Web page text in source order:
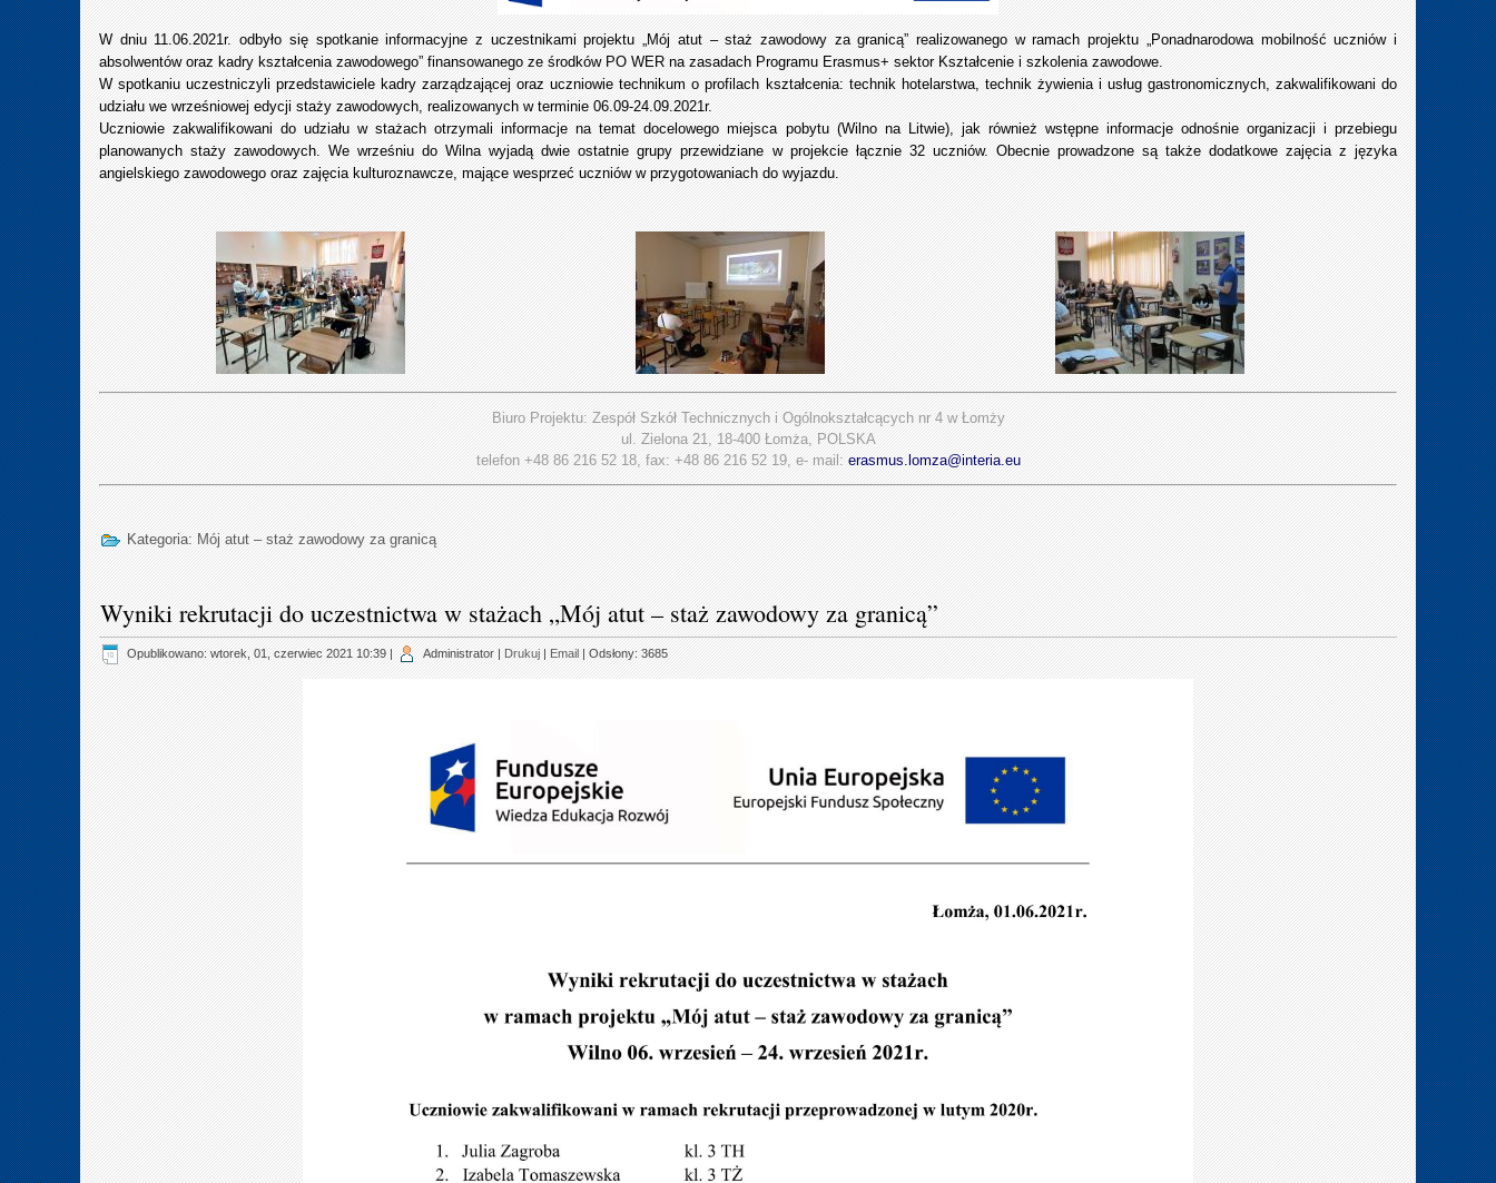
W dniu 11.06.2021r. odbyło się spotkanie informacyjne z uczestnikami projektu „Mój atut – staż zawodowy za granicą” realizowanego w ramach projektu „Ponadnarodowa mobilność uczniów i
absolwentów oraz kadry kształcenia zawodowego” finansowanego ze środków PO WER na zasadach Programu Erasmus+ sektor Kształcenie i szkolenia zawodowe.
W spotkaniu uczestniczyli przedstawiciele kadry zarządzającej oraz uczniowie technikum o profilach kształcenia: technik hotelarstwa, technik żywienia i usług gastronomicznych, zakwalifikowani do
udziału we wrześniowej edycji staży zawodowych, realizowanych w terminie 06.09-24.09.2021r.
Uczniowie zakwalifikowani do udziału w stażach otrzymali informacje na temat docelowego miejsca pobytu (Wilno na Litwie), jak również wstępne informacje odnośnie organizacji i przebiegu
planowanych staży zawodowych. We wrześniu do Wilna wyjadą dwie ostatnie grupy przewidziane w projekcie łącznie 32 uczniów. Obecnie prowadzone są także dodatkowe zajęcia z języka
angielskiego zawodowego oraz zajęcia kulturoznawcze, mające wesprzeć uczniów w przygotowaniach do wyjazdu.
Biuro Projektu: Zespół Szkół Technicznych i Ogólnokształcących nr 4 w Łomży
ul. Zielona 21, 18-400 Łomża, POLSKA
telefon +48 86 216 52 18, fax: +48 86 216 52 19, e- mail: erasmus.lomza@interia.eu
Kategoria: Mój atut – staż zawodowy za granicą
Wyniki rekrutacji do uczestnictwa w stażach „Mój atut – staż zawodowy za granicą”
Opublikowano: wtorek, 01, czerwiec 2021 10:39 | Administrator | Drukuj | Email | Odsłony: 3685